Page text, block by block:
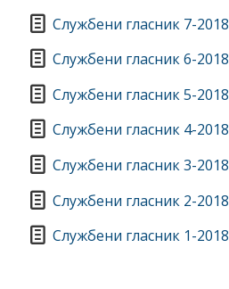
Службени гласник 7-2018
Службени гласник 6-2018
Службени гласник 5-2018
Службени гласник 4-2018
Службени гласник 3-2018
Службени гласник 2-2018
Службени гласник 1-2018